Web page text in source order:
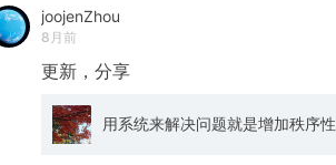
joojenZhou
8月前
更新，分享
用系统来解决问题就是增加秩序性